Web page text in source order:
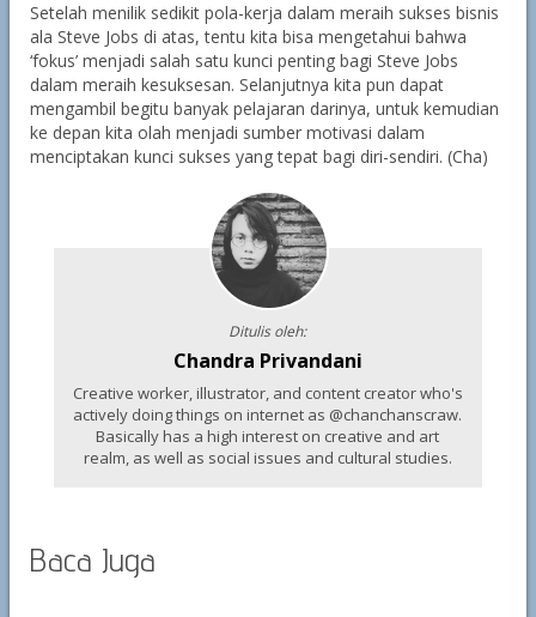
Setelah menilik sedikit pola-kerja dalam meraih sukses bisnis
ala Steve Jobs di atas, tentu kita bisa mengetahui bahwa
‘fokus’ menjadi salah satu kunci penting bagi Steve Jobs
dalam meraih kesuksesan. Selanjutnya kita pun dapat
mengambil begitu banyak pelajaran darinya, untuk kemudian
ke depan kita olah menjadi sumber motivasi dalam
menciptakan kunci sukses yang tepat bagi diri-sendiri. (Cha)
Ditulis oleh:
Chandra Privandani
Creative worker, illustrator, and content creator who's
actively doing things on internet as @chanchanscraw.
Basically has a high interest on creative and art
realm, as well as social issues and cultural studies.
Baca Juga